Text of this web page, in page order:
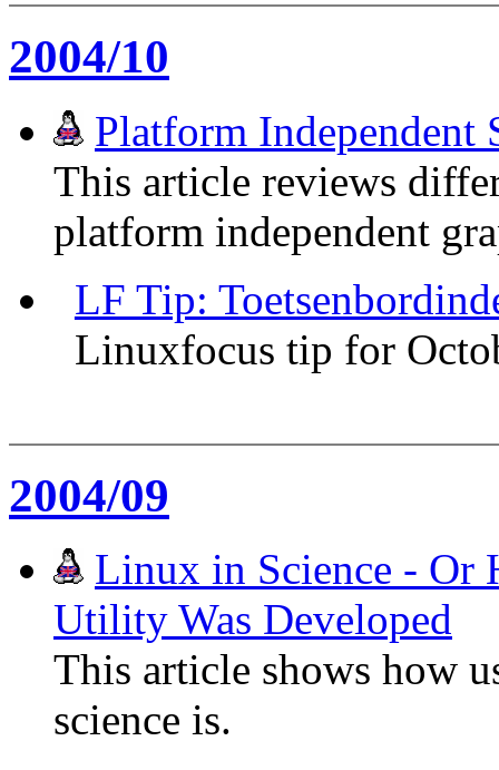
2004/10
Platform Independent
This article reviews
platform independent
LF Tip:
Linuxfocus tip for
2004/09
Linux in Science - Or
Utility Was Developed
This article shows how
science is.